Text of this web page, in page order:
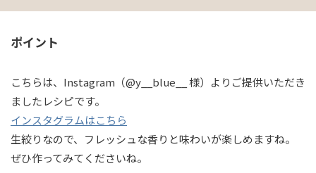
ポイント
こちらは、Instagram（@y__blue__ 様）よりご提供いただき
ましたレシピです。
インスタグラムはこちら
生絞りなので、フレッシュな香りと味わいが楽しめますね。
ぜひ作ってみてくださいね。